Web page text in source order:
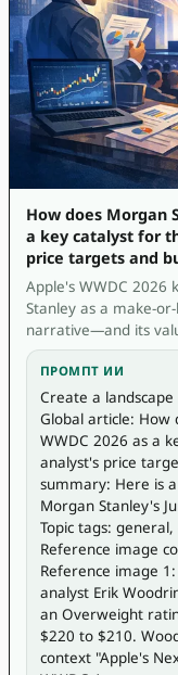
How does Morgan
a key catalyst for
price targets and
Apple's WWDC 2026
Stanley as a make-
narrative—and its
ПРОМПТ ИИ
Create a
Global article: How
WWDC 2026 as a
analyst's price
summary: Here is
Morgan Stanley's
Topic tags:
Reference image
Reference image
analyst Erik
an Overweight
$220 to $210.
context "Apple's